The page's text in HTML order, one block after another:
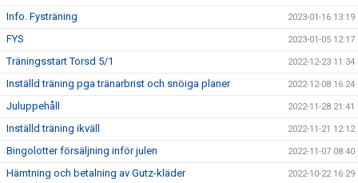
Info. Fysträning 2023-01-16 13:19
FYS 2023-01-05 12:17
Träningsstart Torsd 5/1 2022-12-23 11:34
Inställd träning pga tränarbrist och snöiga planer 2022-12-08 16:24
Juluppehåll 2022-11-28 21:41
Inställd träning ikväll 2022-11-21 12:12
Bingolotter försäljning inför julen 2022-11-07 08:40
Hämtning och betalning av Gutz-kläder 2022-10-22 16:29